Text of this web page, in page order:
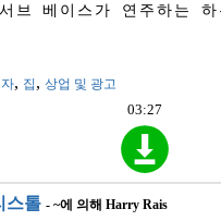
브 베이스가 연주하는 하
, 집, 상업 및 광고
03:27
스톨 - ~에 의해 Harry Rais